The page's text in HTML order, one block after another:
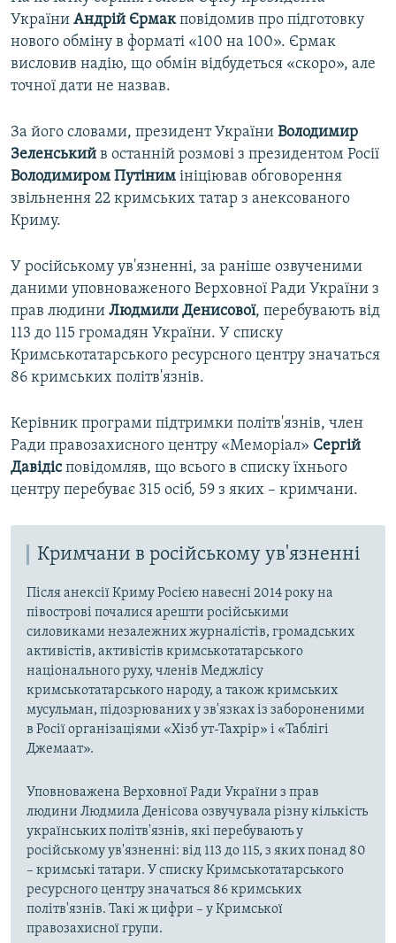
України Андрій Єрмакповідомив про підготовку
нового обміну в форматі «100 на 100». Єрмак
висловив надію, що обмін відбудеться «скоро», але
точної дати не назвав.
За його словами, президент України Володимир
Зеленський в останній розмові з президентом Росії
Володимиром Путіним ініціював обговорення
звільнення 22 кримських татар з анексованого
Криму.
У російському ув'язненні, за раніше озвученими
даними уповноваженого Верховної Ради України з
прав людини Людмили Денисової, перебувають від
113 до 115 громадян України. У списку
Кримськотатарського ресурсного центру значаться
86 кримських політв'язнів.
Керівник програми підтримки політв'язнів, член
Ради правозахисного центру «Меморіал» Сергій
Давідісповідомляв, що всього в списку їхнього
центру перебуває 315 осіб, 59 з яких – кримчани.
Кримчани в російському ув'язненні
Після анексії Криму Росією навесні 2014 року на
півострові почалися арешти російськими
силовиками незалежних журналістів, громадських
активістів, активістів кримськотатарського
національного руху, членів Меджлісу
кримськотатарського народу, а також кримських
мусульман, підозрюваних у зв'язках із забороненими
в Росії організаціями «Хізб ут-Тахрір» і «Таблігі
Джемаат».
Уповноважена Верховної Ради України з прав
людини Людмила Денісова озвучувала різну кількість
українських політв'язнів, які перебувають у
російському ув'язненні: від 113 до 115, з яких понад 80
– кримські татари. У списку Кримськотатарського
ресурсного центру значаться 86 кримських
політв'язнів. Такі ж цифри – у Кримської
правозахисної групи.